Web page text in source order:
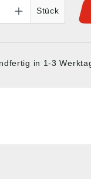
Stück
in 1-3